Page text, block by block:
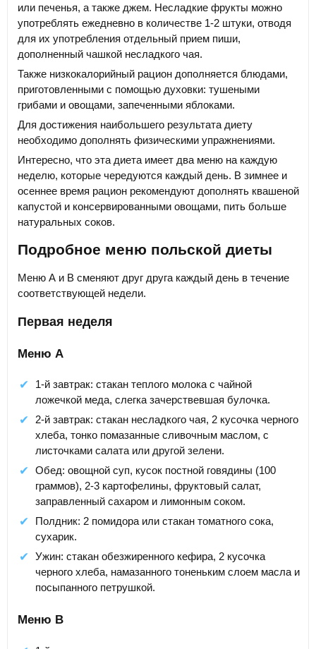
или печенья, а также джем. Несладкие фрукты можно
употреблять ежедневно в количестве 1-2 штуки, отводя
для их употребления отдельный прием пиши,
дополненный чашкой несладкого чая.
Также низкокалорийный рацион дополняется блюдами,
приготовленными с помощью духовки: тушеными
грибами и овощами, запеченными яблоками.
Для достижения наибольшего результата диету
необходимо дополнять физическими упражнениями.
Интересно, что эта диета имеет два меню на каждую
неделю, которые чередуются каждый день. В зимнее и
осеннее время рацион рекомендуют дополнять квашеной
капустой и консервированными овощами, пить больше
натуральных соков.
Подробное меню польской диеты
Меню А и В сменяют друг друга каждый день в течение
соответствующей недели.
Первая неделя
Меню А
1-й завтрак: стакан теплого молока с чайной
ложечкой меда, слегка зачерствевшая булочка.
2-й завтрак: стакан несладкого чая, 2 кусочка черного
хлеба, тонко помазанные сливочным маслом, с
листочками салата или другой зелени.
Обед: овощной суп, кусок постной говядины (100
граммов), 2-3 картофелины, фруктовый салат,
заправленный сахаром и лимонным соком.
Полдник: 2 помидора или стакан томатного сока,
сухарик.
Ужин: стакан обезжиренного кефира, 2 кусочка
черного хлеба, намазанного тоненьким слоем масла и
посыпанного петрушкой.
Меню В